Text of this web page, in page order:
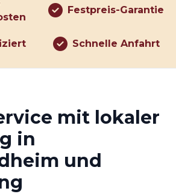
Festpreis-Garantie
Schnelle Anfahrt
mit lokaler
in
und